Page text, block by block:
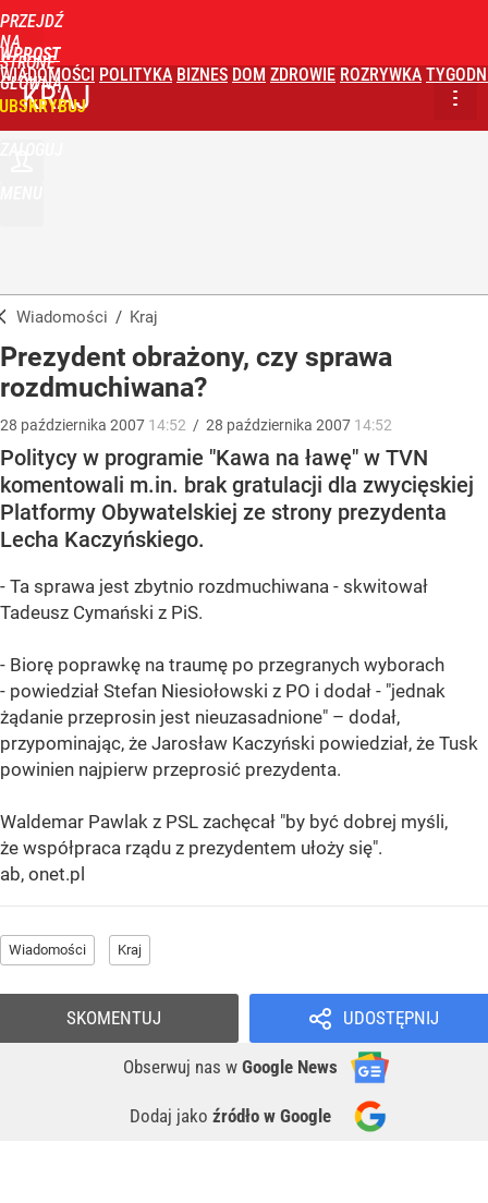
PRZEJDŹ
NA
STRONĘ
GŁÓWNĄ
WPROST
WIADOMOŚCI POLITYKA BIZNES DOM ZDROWIE ROZRYWKA
KRAJ
Wiadomości / Kraj
Prezydent obrażony, czy sprawa
rozdmuchiwana?
28 października 2007 14:52 / 28 października 2007 14:52
Politycy w programie "Kawa na ławę" w TVN
komentowali m.in. brak gratulacji dla zwycięskiej
Platformy Obywatelskiej ze strony prezydenta
Lecha Kaczyńskiego.
- Ta sprawa jest zbytnio rozdmuchiwana - skwitował
Tadeusz Cymański z PiS.
- Biorę poprawkę na traumę po przegranych wyborach
- powiedział Stefan Niesiołowski z PO i dodał - "jednak
żądanie przeprosin jest nieuzasadnione" – dodał,
przypominając, że Jarosław Kaczyński powiedział, że Tusk
powinien najpierw przeprosić prezydenta.
Waldemar Pawlak z PSL zachęcał "by być dobrej myśli,
że współpraca rządu z prezydentem ułoży się".
ab, onet.pl
Wiadomości Kraj
UDOSTĘPNIJ
Obserwuj nas w Google News
Dodaj jako źródło w Google
SKOMENTUJ